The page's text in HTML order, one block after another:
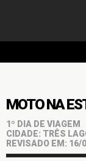
MOTO NA
1º DIA DE VIAGEM
CIDADE: TRÊS
REVISADO EM: 16/